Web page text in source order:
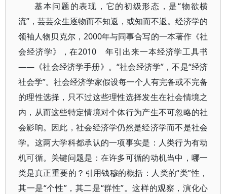
基本问题的表现，它的初级形态，是“物欲横
流”，芸芸众生逐物而不知返，或知而不返。经济学的
领袖人物贝克尔，2000年与同事合写的一本著作《社
会经济学》，在2010 年引出来一本经济学工具书
——《社会经济学手册》。“社会经济学”，不是“经济
社会学”。社会经济学家假设每一个人有完备或不完备
的理性选择，只不过这些理性选择发生在社会情境之
内，从而这些特定情境对个体行为产生不可忽略的社
会影响。因此，社会经济学仍然是经济学而不是社会
学。这两大学科都承认的一项事实是：人类行为有动
机可循。关键问题是：在许多可循的动机当中，哪一
类是真正重要的？引用钱穆的概括：人类的“类”性，
其一是“个性”，其二是“群性”。这样的观察，演化心